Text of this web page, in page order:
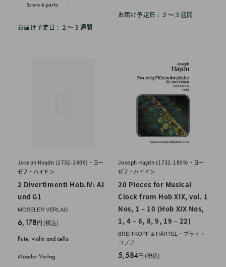
Score & parts
お届け予定日 : ２〜３週間
お届け予定日 : ２〜３週間
Joseph Haydn (1732-1809)・ヨー
ゼフ・ハイドン
2 Divertimenti Hob.IV: A1
und G1
MÖSELER VERLAG
販
価
格
6,178円 (税込)
flute, violin and cello
Möseler Verlag
Joseph Haydn (1732-1809)・ヨー
ゼフ・ハイドン
20 Pieces for Musical
Clock from Hob XIX, vol. 1
Nos, 1 – 10 (Hob XIX Nos,
1, 4 – 6, 8, 9, 19 – 22)
BREITKOPF & HÄRTEL・ブライト
コプフ
販
5,584円 (税込)